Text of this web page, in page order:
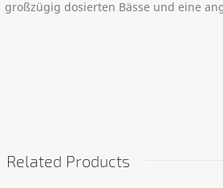
großzügig dosierten Bässe und eine
Related Products